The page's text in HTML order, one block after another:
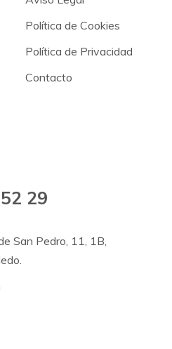
Política de Cookies
Política de Privacidad
Contacto
29
San Pedro, 11, 1B,